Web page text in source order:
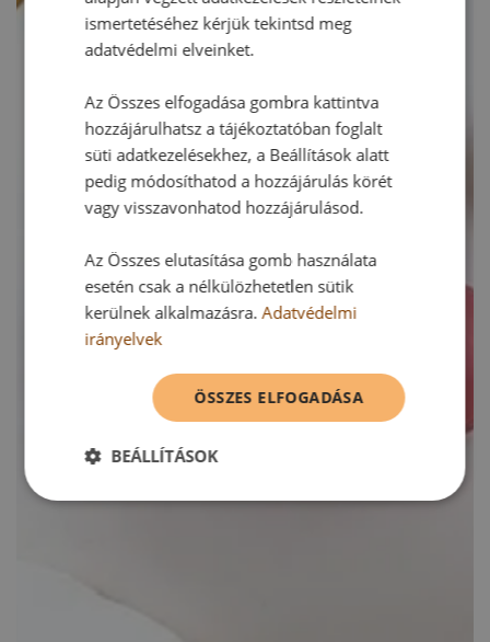
ismertetéséhez kérjük tekintsd meg
adatvédelmi elveinket.
Az Összes elfogadása gombra kattintva
hozzájárulhatsz a tájékoztatóban foglalt
süti adatkezelésekhez, a Beállítások alatt
pedig módosíthatod a hozzájárulás körét
vagy visszavonhatod hozzájárulásod.
Az Összes elutasítása gomb használata
esetén csak a nélkülözhetetlen sütik
kerülnek alkalmazásra.Adatvédelmi
irányelvek
ÖSSZES ELFOGADÁSA
BEÁLLÍTÁSOK